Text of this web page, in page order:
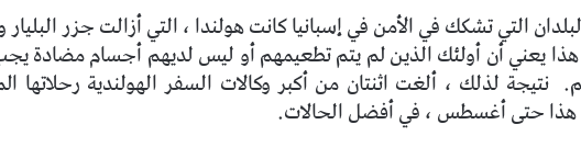
التي تشكك في الأمن في إسبانيا كانت هولندا ، التي أزالت جزر البليار
هذا يعني أن أولئك الذين لم يتم تطعيمهم أو ليس لديهم أجسام مضادة
نتيجة لذلك ، ألغت اثنتان من أكبر وكالات السفر الهولندية رحلاتها
هذا حتى أغسطس ، في أفضل الحالات.